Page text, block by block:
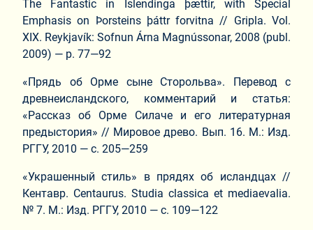
The Fantastic in Íslendinga þættir, with Special
Emphasis on Þorsteins þáttr forvitna // Gripla. Vol.
XIX. Reykjavík: Sofnun Árna Magnússonar, 2008 (publ.
2009) — p. 77—92
«Прядь об Орме сыне Сторольва». Перевод с
древнеисландского, комментарий и статья:
«Рассказ об Орме Силаче и его литературная
предыстория» // Мировое древо. Вып. 16. М.: Изд.
РГГУ, 2010 — с. 205—259
«Украшенный стиль» в прядях об исландцах //
Кентавр. Centaurus. Studia classica et mediaevalia.
№ 7. М.: Изд. РГГУ, 2010 — с. 109—122